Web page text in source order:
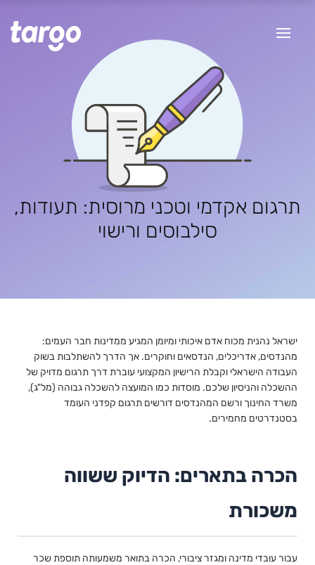
תרגום אקדמי וטכני מרוסית: תעודות,
סילבוסים ורישוי
ישראל נהנית מכוח אדם איכותי ומיומן המגיע ממדינות חבר העמים:
מהנדסים, אדריכלים, הנדסאים וחוקרים. אך הדרך להשתלבות בשוק
העבודה הישראלי וקבלת הרישיון המקצועי עוברת דרך תרגום מדויק של
ההשכלה והניסיון שלכם. מוסדות כמו המועצה להשכלה גבוהה (מל"ג),
משרד החינוך ורשם המהנדסים דורשים תרגום קפדני העומד
בסטנדרטים מחמירים.
הכרה בתארים: הדיוק ששווה
משכורת
עבור עובדי מדינה ומגזר ציבורי, הכרה בתואר משמעותה תוספת שכר